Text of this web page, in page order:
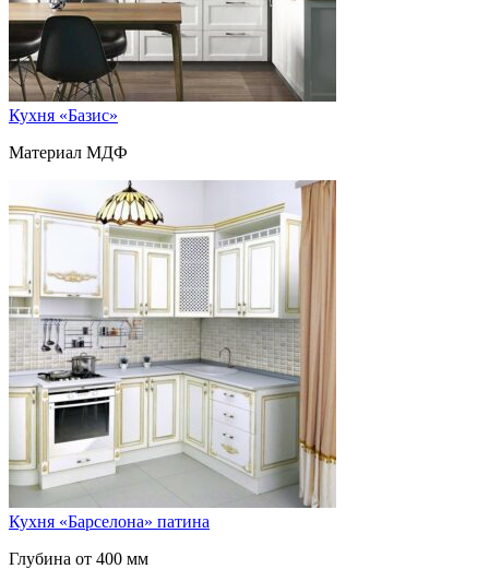
Кухня «Базис»
Материал МДФ
Кухня «Барселона» патина
Глубина от 400 мм